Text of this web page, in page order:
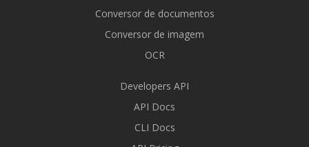
Conversor de documentos
Conversor de imagem
OCR
Developers API
API Docs
CLI Docs